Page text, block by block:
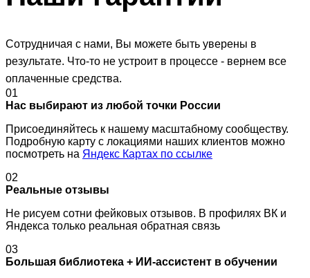
Сотрудничая с нами, Вы можете быть уверены в
результате. Что-то не устроит в процессе - вернем все
оплаченные средства.
01
Нас выбирают из любой точки России
Присоединяйтесь к нашему масштабному сообществу.
Подробную карту с локациями наших клиентов можно
посмотреть на Яндекс Картах по ссылке
02
Реальные отзывы
Не рисуем сотни фейковых отзывов. В профилях ВК и
Яндекса только реальная обратная связь
03
Большая библиотека + ИИ-ассистент в обучении